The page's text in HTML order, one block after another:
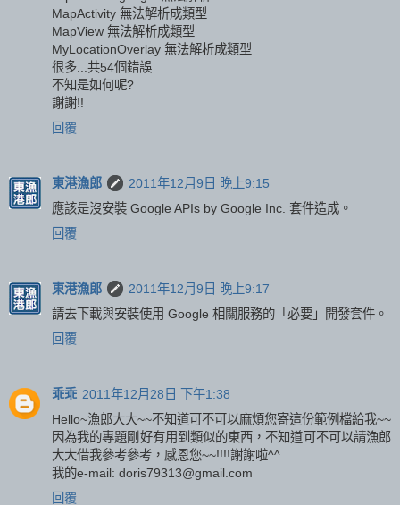
MapActivity 無法解析成類型
MapView 無法解析成類型
MyLocationOverlay 無法解析成類型
很多...共54個錯誤
不知是如何呢?
謝謝!!
回覆
東港漁郎
2011年12月9日 晚上9:15
應該是沒安裝 Google APIs by Google Inc. 套件造成。
回覆
東港漁郎
2011年12月9日 晚上9:17
請去下載與安裝使用 Google 相關服務的「必要」開發套件。
回覆
乖乖 2011年12月28日 下午1:38
Hello~漁郎大大~~不知道可不可以麻煩您寄這份範例檔給我~~
因為我的專題剛好有用到類似的東西，不知道可不可以請漁郎
大大借我參考參考，感恩您~~!!!!謝謝啦^^
我的e-mail: doris79313@gmail.com
回覆